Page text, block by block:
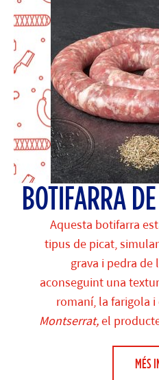
BOTIFARRA
Aquesta botifarra
tipus de picat,
grava i pedra de
aconseguint una
romaní, la farigola
Montserrat, el
MÉS